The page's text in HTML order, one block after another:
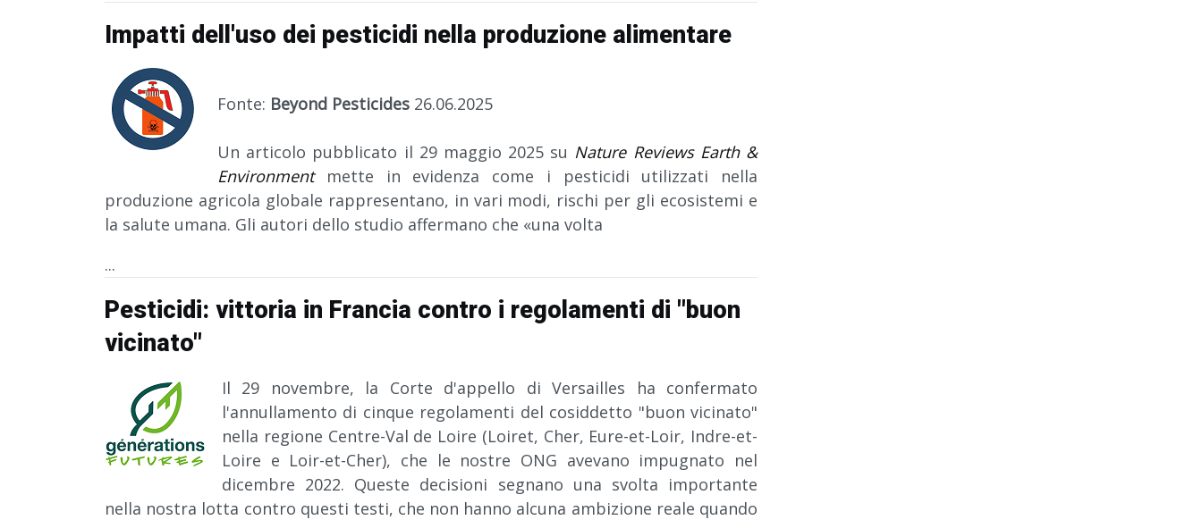
Impatti dell'uso dei pesticidi nella produzione alimentare
Fonte: Beyond Pesticides 26.06.2025
Un articolo pubblicato il 29 maggio 2025 su Nature Reviews Earth &
Environmentmette in evidenza come i pesticidi utilizzati nella
produzione agricola globale rappresentano, in vari modi, rischi per gli ecosistemi e
la salute umana. Gli autori dello studio affermano che «una volta
...
Pesticidi: vittoria in Francia contro i regolamenti di "buon
vicinato"
Il 29 novembre, la Corte d'appello di Versailles ha confermato
l'annullamento di cinque regolamenti del cosiddetto "buon vicinato"
nella regione Centre-Val de Loire (Loiret, Cher, Eure-et-Loir, Indre-et-
Loire e Loir-et-Cher), che le nostre ONG avevano impugnato nel
dicembre 2022. Queste decisioni segnano una svolta importante
nella nostra lotta contro questi testi, che non hanno alcuna ambizione reale quando